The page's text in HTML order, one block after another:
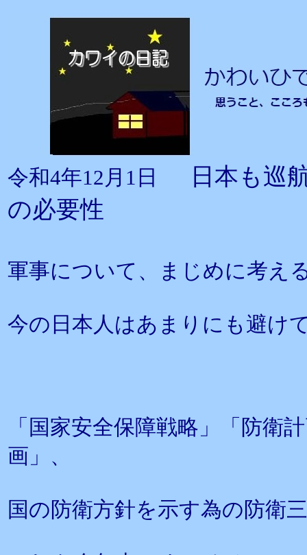
令和4年12月1日
日本も
の必要性
軍事について、まじめに考え
今の日本人はあまりにも避け
「国家安全保障戦略」「防衛
画」、
国の防衛方針を示す為の防衛